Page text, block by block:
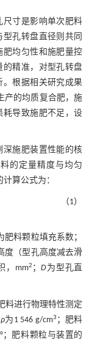
尺寸是影响单次肥料
孔转盘直径则共同
肥均匀性和施肥量控
的精准，对型孔转盘
。根据相关研究成果
产的均质复合肥，施
耗导致施肥不足，设
深施肥装置性能的核
的定量精度与均匀
计算公式为：
（1）
肥料颗粒填充系数；
度（型孔高度减去滑
，mm2 ；D为型孔直
料进行物理特性测定
ρ为1 546 g/cm3 ；肥料
；肥料颗粒与装置的